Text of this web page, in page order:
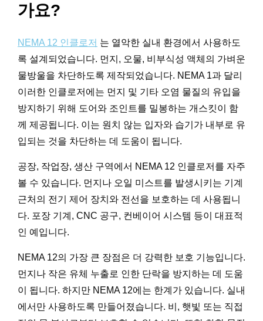
가요?
NEMA 12 인클로저 는 열악한 실내 환경에서 사용하도
록 설계되었습니다. 먼지, 오물, 비부식성 액체의 가벼운
물방울을 차단하도록 제작되었습니다. NEMA 1과 달리
이러한 인클로저에는 먼지 및 기타 오염 물질의 유입을
방지하기 위해 도어와 조인트를 밀봉하는 개스킷이 함
께 제공됩니다. 이는 원치 않는 입자와 습기가 내부로 유
입되는 것을 차단하는 데 도움이 됩니다.
공장, 작업장, 생산 구역에서 NEMA 12 인클로저를 자주
볼 수 있습니다. 먼지나 오일 미스트를 발생시키는 기계
근처의 전기 제어 장치와 전선을 보호하는 데 사용됩니
다. 포장 기계, CNC 공구, 컨베이어 시스템 등이 대표적
인 예입니다.
NEMA 12의 가장 큰 장점은 더 강력한 보호 기능입니다.
먼지나 작은 유체 누출로 인한 단락을 방지하는 데 도움
이 됩니다. 하지만 NEMA 12에는 한계가 있습니다. 실내
에서만 사용하도록 만들어졌습니다. 비, 햇빛 또는 직접